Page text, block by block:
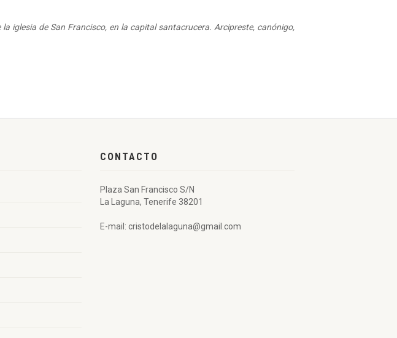
iglesia de San Francisco, en la capital santacrucera. Arcipreste, canónigo,
CONTACTO
Plaza San Francisco S/N
La Laguna, Tenerife 38201
E-mail: cristodelalaguna@gmail.com